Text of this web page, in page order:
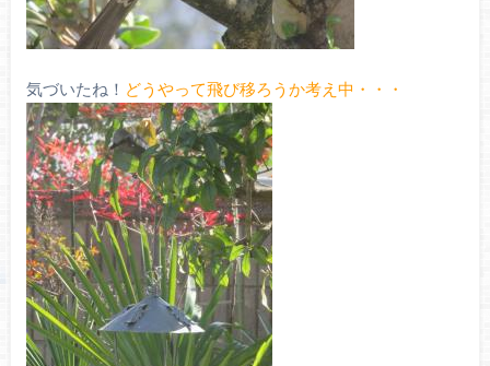
気づいたね！ どうやって飛び移ろうか考え中・・・